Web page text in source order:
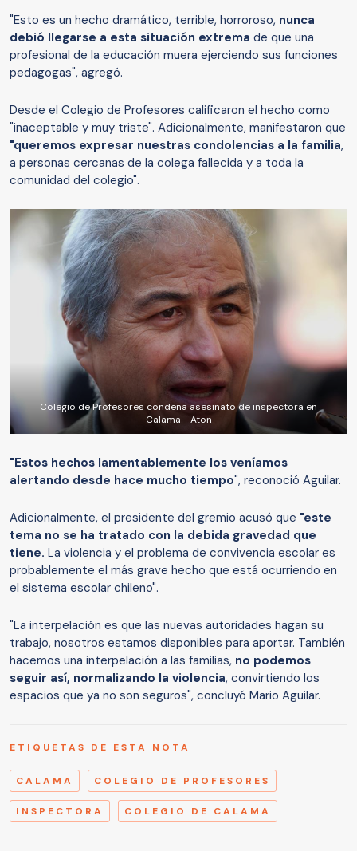
"Esto es un hecho dramático, terrible, horroroso, nunca
debió llegarse a esta situación extrema de que una
profesional de la educación muera ejerciendo sus funciones
pedagogas", agregó.
Desde el Colegio de Profesores calificaron el hecho como
"inaceptable y muy triste". Adicionalmente, manifestaron que
"queremos expresar nuestras condolencias a la familia,
a personas cercanas de la colega fallecida y a toda la
comunidad del colegio".
Colegio de Profesores condena asesinato de inspectora en
Calama - Aton
"Estos hechos lamentablemente los veníamos
alertando desde hace mucho tiempo", reconoció Aguilar.
Adicionalmente, el presidente del gremio acusó que "este
tema no se ha tratado con la debida gravedad que
tiene. La violencia y el problema de convivencia escolar es
probablemente el más grave hecho que está ocurriendo en
el sistema escolar chileno".
"La interpelación es que las nuevas autoridades hagan su
trabajo, nosotros estamos disponibles para aportar. También
hacemos una interpelación a las familias, no podemos
seguir así, normalizando la violencia, convirtiendo los
espacios que ya no son seguros", concluyó Mario Aguilar.
ETIQUETAS DE ESTA NOTA
CALAMA COLEGIO DE PROFESORES
INSPECTORA COLEGIO DE CALAMA